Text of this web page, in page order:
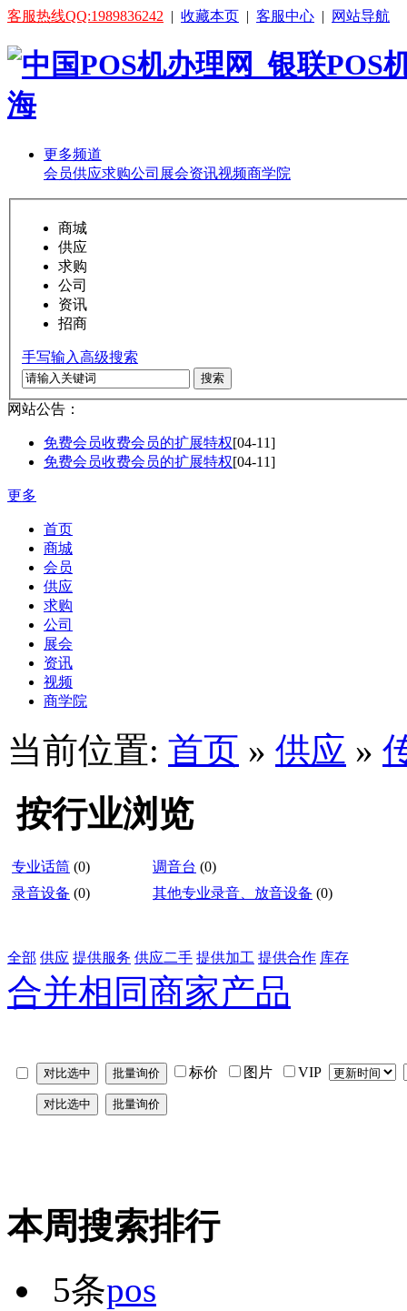
客服热线QQ:1989836242 | 收藏本页 | 客服中心 | 网站导航
更多频道
会员供应求购公司 展会资讯视频商学院
商城
供应
求购
公司
资讯
招商
手写输入高级搜索
搜索
网站公告：
免费会员收费会员的扩展特权[04-11]
免费会员收费会员的扩展特权[04-11]
更多
首页
商城
会员
供应
求购
公司
展会
资讯
视频
商学院
当前位置: 首页 » 供应 »
按行业浏览
专业话筒 (0) 调音台 (0)
录音设备 (0) 其他专业录音、放音设备 (0)
全部 供应 提供服务 供应二手 提供加工 提供合作 库存
合并相同商家产品
标价 图片 VIP
本周搜索排行
5条pos